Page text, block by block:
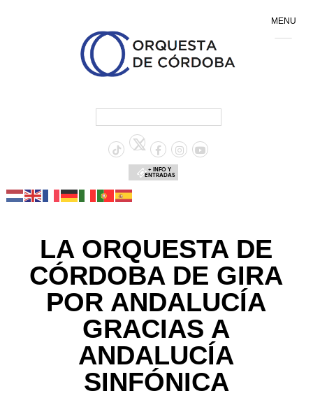
+ INFO Y
ENTRADAS
LA ORQUESTA DE
CÓRDOBA DE GIRA
POR ANDALUCÍA
GRACIAS A
ANDALUCÍA
SINFÓNICA
MENU